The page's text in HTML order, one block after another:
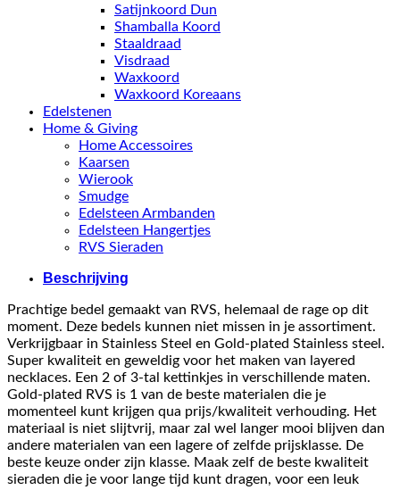
Satijnkoord Dun
Shamballa Koord
Staaldraad
Visdraad
Waxkoord
Waxkoord Koreaans
Edelstenen
Home & Giving
Home Accessoires
Kaarsen
Wierook
Smudge
Edelsteen Armbanden
Edelsteen Hangertjes
RVS Sieraden
Beschrijving
Prachtige bedel gemaakt van RVS, helemaal de rage op dit
moment. Deze bedels kunnen niet missen in je assortiment.
Verkrijgbaar in Stainless Steel en Gold-plated Stainless steel.
Super kwaliteit en geweldig voor het maken van layered
necklaces. Een 2 of 3-tal kettinkjes in verschillende maten.
Gold-plated RVS is 1 van de beste materialen die je
momenteel kunt krijgen qua prijs/kwaliteit verhouding. Het
materiaal is niet slijtvrij, maar zal wel langer mooi blijven dan
andere materialen van een lagere of zelfde prijsklasse. De
beste keuze onder zijn klasse. Maak zelf de beste kwaliteit
sieraden die je voor lange tijd kunt dragen, voor een leuk